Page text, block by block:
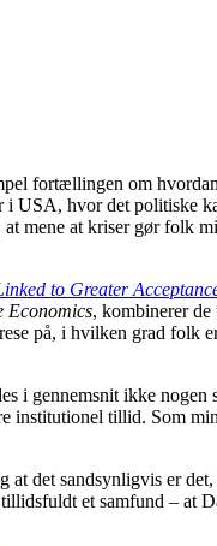
fortællingen om
USA, hvor det politiske
mene at kriser gør folk
to Greater
Economics, kombinerer
på, i hvilken grad folk
i gennemsnit ikke
institutionel tillid. Som
det sandsynligvis er
et samfund – at